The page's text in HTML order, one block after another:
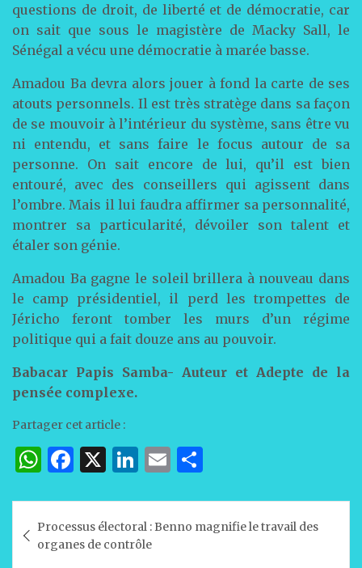
questions de droit, de liberté et de démocratie, car
on sait que sous le magistère de Macky Sall, le
Sénégal a vécu une démocratie à marée basse.
Amadou Ba devra alors jouer à fond la carte de ses
atouts personnels. Il est très stratège dans sa façon
de se mouvoir à l’intérieur du système, sans être vu
ni entendu, et sans faire le focus autour de sa
personne. On sait encore de lui, qu’il est bien
entouré, avec des conseillers qui agissent dans
l’ombre. Mais il lui faudra affirmer sa personnalité,
montrer sa particularité, dévoiler son talent et
étaler son génie.
Amadou Ba gagne le soleil brillera à nouveau dans
le camp présidentiel, il perd les trompettes de
Jéricho feront tomber les murs d’un régime
politique qui a fait douze ans au pouvoir.
Babacar Papis Samba- Auteur et Adepte de la
pensée complexe.
Partager cet article :
W
at
s
F
c
e
X Li
k
e
E
ai
l
ta
g
de Processus électoral : Benno magnifie le travail des
organes de contrôle